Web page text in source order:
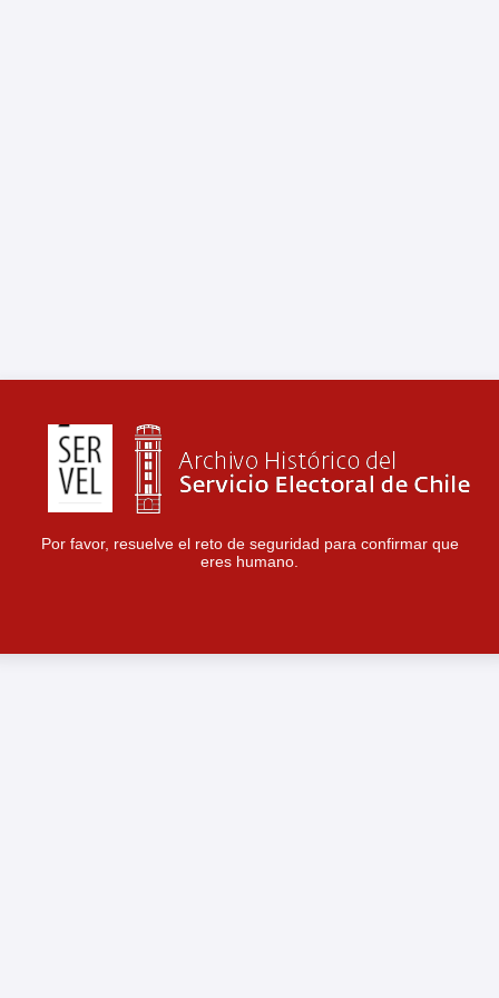
Por favor, resuelve el reto de seguridad para confirmar que
eres humano.